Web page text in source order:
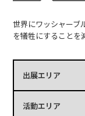
世界にワッシャーブ
を犠牲にすることを
出展エリア
活動エリア